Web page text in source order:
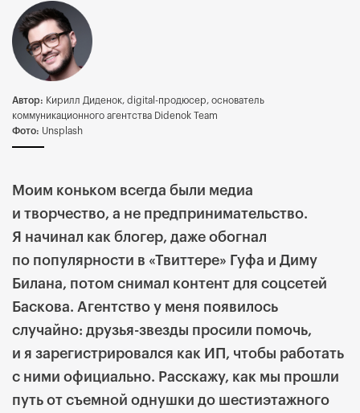
Автор: Кирилл Диденок, digital-продюсер, основатель
коммуникационного агентства Didenok Team
Фото: Unsplash
Моим коньком всегда были медиа
и творчество, а не предпринимательство.
Я начинал как блогер, даже обогнал
по популярности в «Твиттере» Гуфа и Диму
Билана, потом снимал контент для соцсетей
Баскова. Агентство у меня появилось
случайно: друзья-звезды просили помочь,
и я зарегистрировался как ИП, чтобы работать
с ними официально. Расскажу, как мы прошли
путь от съемной однушки до шестиэтажного